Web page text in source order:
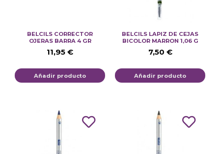
BELCILS CORRECTOR
OJERAS BARRA 4 GR
11,95 €
Añadir producto
BELCILS LAPIZ DE CEJAS
BICOLOR MARRON 1,06 G
7,50 €
Añadir producto